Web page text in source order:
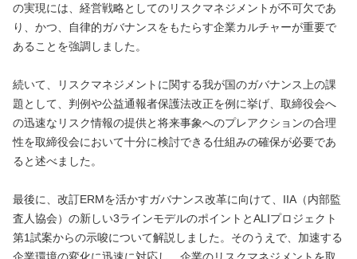
の実現には、経営戦略としてのリスクマネジメントが不可欠であ
り、かつ、自律的ガバナンスをもたらす企業カルチャーが重要で
あることを強調しました。
続いて、リスクマネジメントに関する我が国のガバナンス上の課
題として、判例や公益通報者保護法改正を例に挙げ、取締役会へ
の迅速なリスク情報の提供と将来事象へのプレアクションの合理
性を取締役会において十分に検討できる仕組みの確保が必要であ
ると述べました。
最後に、改訂ERMを活かすガバナンス改革に向けて、IIA（内部監
査人協会）の新しい3ラインモデルのポイントとALIプロジェクト
第1試案からの示唆について解説しました。そのうえで、加速する